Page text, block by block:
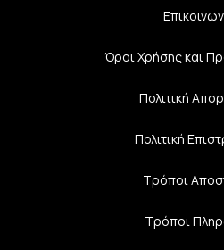
Όροι Χρήσης και
Πολιτική
Πολιτική
Τρόποι
Τρόποι